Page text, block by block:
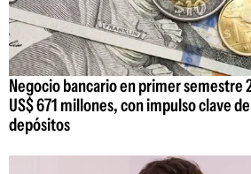
Negocio bancario en primer semestre
US$ 671 millones, con impulso clave
depósitos